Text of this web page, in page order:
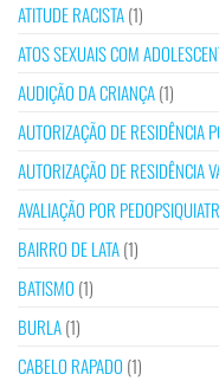
ATITUDE RACISTA(1)
ATOS SEXUAIS COM
AUDIÇÃO DA CRIANÇA(1)
AUTORIZAÇÃO DE RESIDÊNCIA
AUTORIZAÇÃO DE RESIDÊNCIA
AVALIAÇÃO POR
BAIRRO DE LATA(1)
BATISMO (1)
BURLA(1)
CABELO RAPADO (1)